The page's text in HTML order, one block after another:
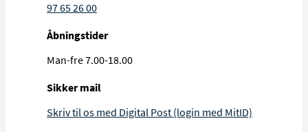
97 65 26 00
Åbningstider
Man-fre 7.00-18.00
Sikker mail
Skriv til os med Digital Post (login med MitID)